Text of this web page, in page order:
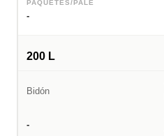
PAQUETES/PALÉ
-
200 L
Bidón
-